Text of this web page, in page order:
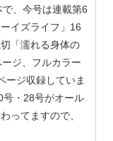
、今号は連載第6
イズライフ」16
「濡れる身体の
ジ、フルカラー
ージ収録していま
号・28号がオール
ってますので、